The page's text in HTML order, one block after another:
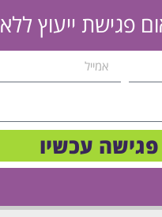
פגישת ייעוץ ללא
עכשיו